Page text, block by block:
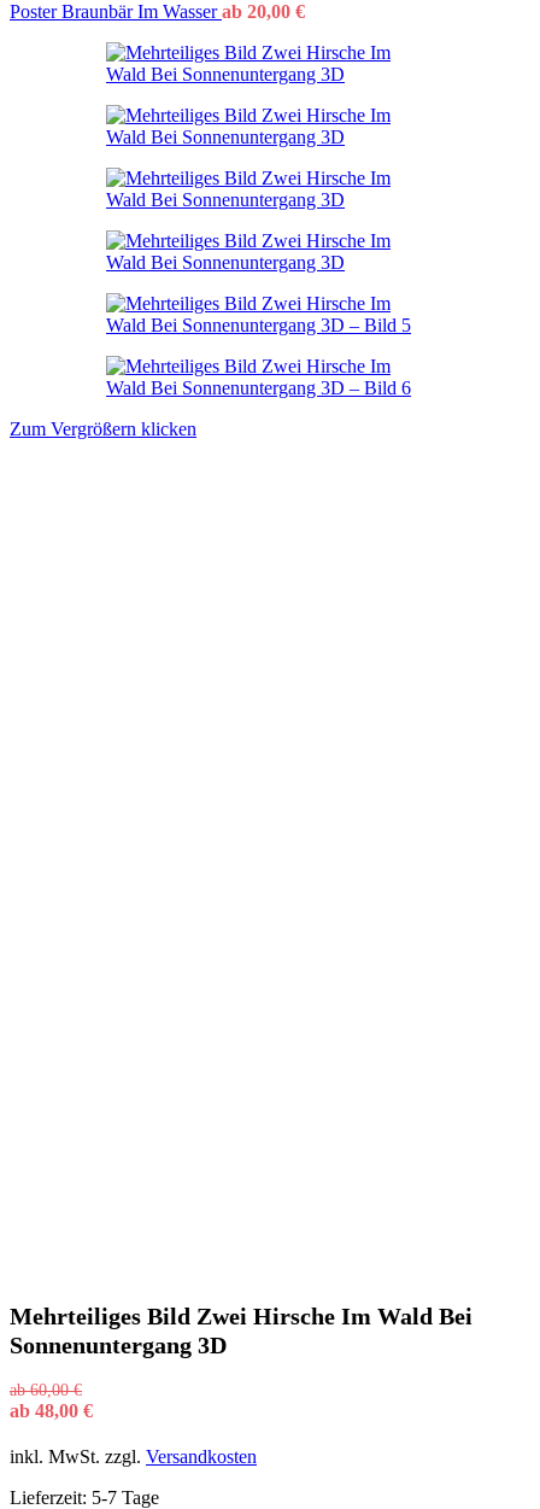
Poster Braunbär Im Wasserab 20,00 €
Zum Vergrößern klicken
Mehrteiliges Bild Zwei Hirsche Im Wald Bei
Sonnenuntergang 3D
ab60,00€
ab 48,00 €
inkl. MwSt. zzgl. Versandkosten
Lieferzeit: 5-7 Tage